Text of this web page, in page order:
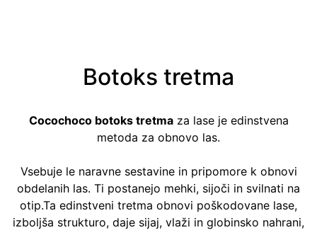
Botoks tretma
Cocochoco botoks tretmaza lase je edinstvena
metoda za obnovo las.
Vsebuje le naravne sestavine in pripomore k obnovi
obdelanih las. Ti postanejo mehki, sijoči in svilnati na
otip.Ta edinstveni tretma obnovi poškodovane lase,
izboljša strukturo, daje sijaj, vlaži in globinsko nahrani,